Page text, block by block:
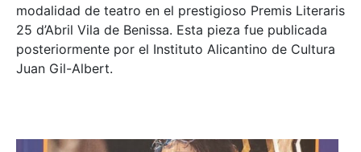
modalidad de teatro en el prestigioso Premis Literaris
25 d’Abril Vila de Benissa. Esta pieza fue publicada
posteriormente por el Instituto Alicantino de Cultura
Juan Gil-Albert.